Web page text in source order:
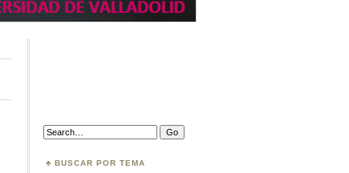
Search:
BUSCAR POR TEMA